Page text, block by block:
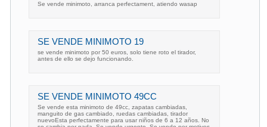
Se vende minimoto, arranca perfectament, atiendo wasap
SE VENDE MINIMOTO 19
se vende minimoto por 50 euros, solo tiene roto el tirador,
antes de ello se dejo funcionando.
SE VENDE MINIMOTO 49CC
Se vende esta minimoto de 49cc, zapatas cambiadas,
manguito de gas cambiado, ruedas cambiadas, tirador
nuevoEsta perfectamente para usar niños de 6 a 12 años. No